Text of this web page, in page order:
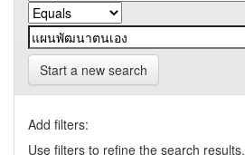
Start a new search
Add filters:
Use filters to refine the search results.